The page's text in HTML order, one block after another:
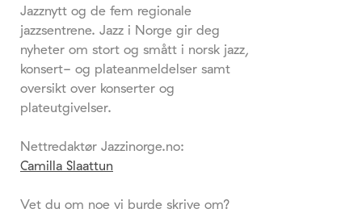
Jazznytt og de fem regionale
jazzsentrene. Jazz i Norge gir deg
nyheter om stort og smått i norsk jazz,
konsert- og plateanmeldelser samt
oversikt over konserter og
plateutgivelser.
Nettredaktør Jazzinorge.no:
Camilla Slaattun
Vet du om noe vi burde skrive om?